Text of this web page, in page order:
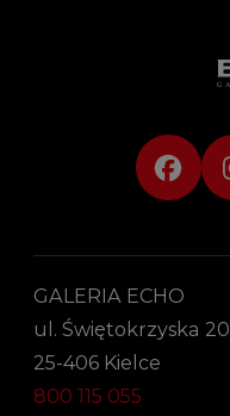
GALERIA ECHO
ul. Świętokrzyska 20
25-406 Kielce
800 115 055